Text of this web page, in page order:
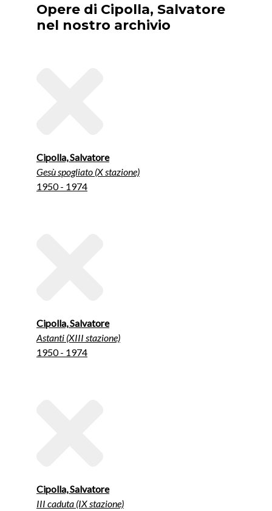
Opere di Cipolla, Salvatore
nel nostro archivio
Cipolla, Salvatore
Gesù spogliato (X stazione)
1950 - 1974
Cipolla, Salvatore
Astanti (XIII stazione)
1950 - 1974
Cipolla, Salvatore
III caduta (IX stazione)